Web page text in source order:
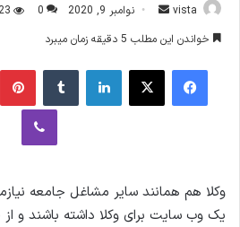
vista
ا
ل
نوامبر 9, 2020 0
خواندن این مطلب 5 دقیقه زمان میبرد
فیس بوک لینکدین
وایبر
وکلا هم همانند سایر مشاغل جامعه
یک وب سایت برای وکلا داشته باشند و از